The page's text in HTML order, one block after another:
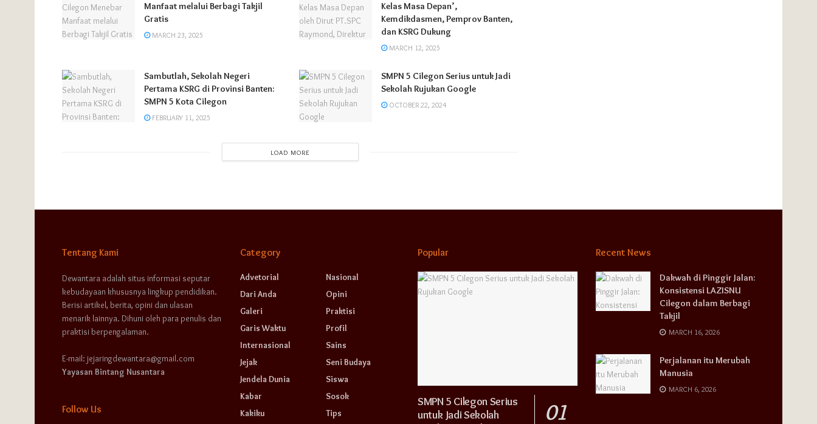
Manfaat melalui Berbagi Takjil
Gratis
MARCH 23, 2025
Kelas Masa Depan’,
Kemdikdasmen, Pemprov Banten,
dan KSRG Dukung
MARCH 12, 2025
Sambutlah, Sekolah Negeri
Pertama KSRG di Provinsi Banten:
SMPN 5 Kota Cilegon
FEBRUARY 11, 2025
SMPN 5 Cilegon Serius untuk Jadi
Sekolah Rujukan Google
OCTOBER 22, 2024
LOAD MORE
Tentang Kami
Dewantara adalah situs informasi seputar
kebudayaan khususnya lingkup pendidikan.
Berisi artikel, berita, opini dan ulasan
menarik lainnya. Dihuni oleh para penulis dan
praktisi berpengalaman.
E-mail: jejaringdewantara@gmail.com
Yayasan Bintang Nusantara
Follow Us
Category
Advetorial
Dari Anda
Galeri
Garis Waktu
Internasional
Jejak
Jendela Dunia
Kabar
Kakiku
Nasional
Opini
Praktisi
Profil
Sains
Seni Budaya
Siswa
Sosok
Tips
Popular
SMPN 5 Cilegon Serius
untuk Jadi Sekolah
Recent News
Dakwah di Pinggir Jalan:
Konsistensi LAZISNU
Cilegon dalam Berbagi
Takjil
MARCH 16, 2026
Perjalanan itu Merubah
Manusia
MARCH 6, 2026